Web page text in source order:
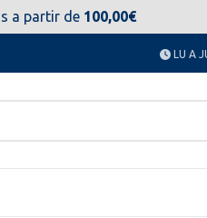
estaremos disponibles.
LU A
a partir de 100,00€